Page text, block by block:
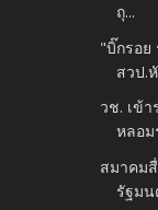
ถุ...
"บิ๊กรอย
สวป.
วช. เข้า
หลอม
สมาคม
รัฐมน